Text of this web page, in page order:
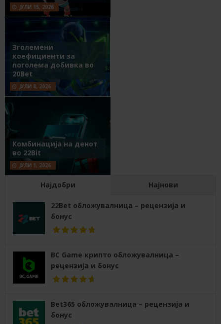
ЈУЛИ 15, 2026
Зголемени
коефициенти за
поголема добивка во
20Bet
ЈУЛИ 8, 2026
Комбинација на денот
во 22Bit
ЈУЛИ 1, 2026
Најдобри Најнови
22Bet обложувалница – рецензија и
бонус
BC Game крипто обложувалница –
рецензија и бонус
Bet365 обложувалница – рецензија и
бонус